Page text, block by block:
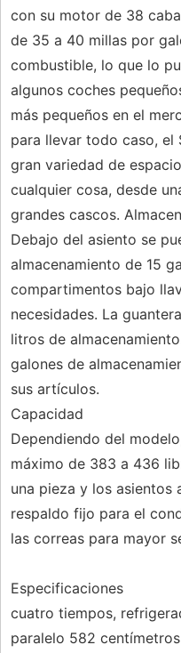
con su motor de 38
de 35 a 40 millas por
combustible, lo que lo
algunos coches
más pequeños en el
para llevar todo caso, el
gran variedad de
cualquier cosa, desde
grandes cascos.
Debajo del asiento se
almacenamiento de 15
compartimentos bajo
necesidades. La
litros de
galones de
sus artículos.
Capacidad
Dependiendo del
máximo de 383 a 436
una pieza y los asientos
respaldo fijo para el
las correas para mayor
Especificaciones
cuatro tiempos,
paralelo 582